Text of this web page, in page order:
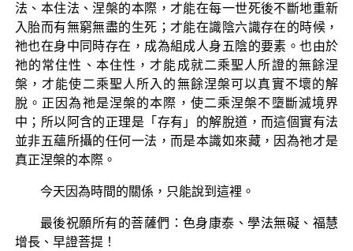
法、本住法、涅槃的本際，才能在每一世死後不斷地重新
入胎而有無窮無盡的生死；才能在識陰六識存在的時候，
祂也在身中同時存在，成為組成人身五陰的要素。也由於
祂的常住性、本住性，才能成就二乘聖人所證的無餘涅
槃，才能使二乘聖人所入的無餘涅槃可以真實不壞的解
脫。正因為祂是涅槃的本際，使二乘涅槃不墮斷滅境界
中；所以阿含的正理是「存有」的解脫道，而這個實有法
並非五蘊所攝的任何一法，而是本識如來藏，因為祂才是
真正涅槃的本際。
今天因為時間的關係，只能說到這裡。
最後祝願所有的菩薩們：色身康泰、學法無礙、福慧
增長、早證菩提！